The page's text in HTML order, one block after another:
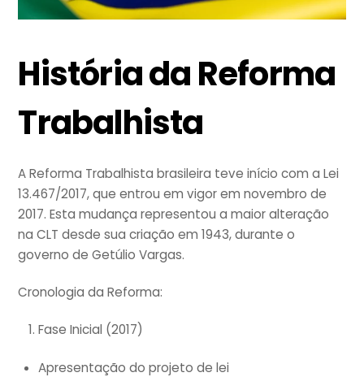
História da Reforma
Trabalhista
A Reforma Trabalhista brasileira teve início com a Lei
13.467/2017, que entrou em vigor em novembro de
2017. Esta mudança representou a maior alteração
na CLT desde sua criação em 1943, durante o
governo de Getúlio Vargas.
Cronologia da Reforma:
Fase Inicial (2017)
Apresentação do projeto de lei